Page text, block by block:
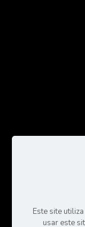
Este site
usar este